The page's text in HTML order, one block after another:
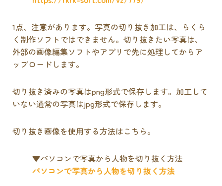
1点、注意があります。写真の切り抜き加工は、らくら
く制作ソフトではできません。切り抜きたい写真は、
外部の画像編集ソフトやアプリで先に処理してからア
ップロードします。
切り抜き済みの写真はpng形式で保存します。加工して
いない通常の写真はjpg形式で保存します。
切り抜き画像を使用する方法はこちら。
▼パソコンで写真から人物を切り抜く方法
パソコンで写真から人物を切り抜く方法